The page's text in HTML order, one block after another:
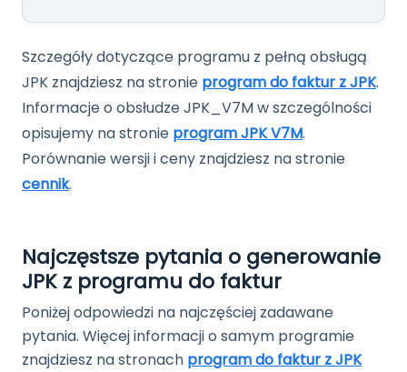
Szczegóły dotyczące programu z pełną obsługą
JPK znajdziesz na stronie program do faktur z JPK.
Informacje o obsłudze JPK_V7M w szczególności
opisujemy na stronie program JPK V7M.
Porównanie wersji i ceny znajdziesz na stronie
cennik.
Najczęstsze pytania o generowanie
JPK z programu do faktur
Poniżej odpowiedzi na najczęściej zadawane
pytania. Więcej informacji o samym programie
znajdziesz na stronach program do faktur z JPK